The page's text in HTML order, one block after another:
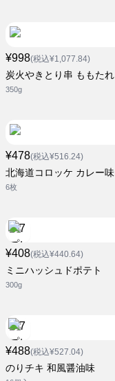
¥998(税込¥1,077.84)
炭火やきとり串 ももたれ
350g
¥478(税込¥516.24)
北海道コロッケ カレー味
6枚
¥408(税込¥440.64)
ミニハッシュドポテト
300g
¥488(税込¥527.04)
のりチキ 和風醤油味